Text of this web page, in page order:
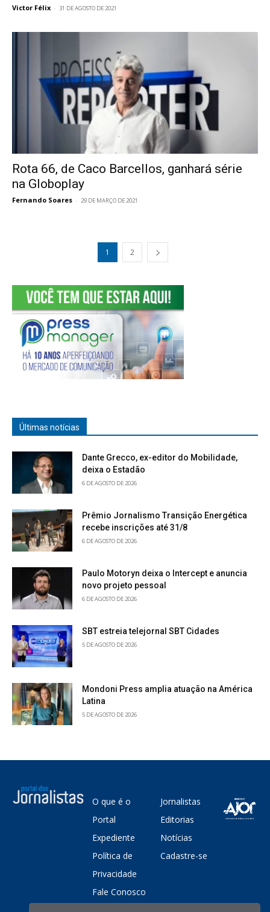
Victor Félix - 31 DE AGOSTO DE 2021
Rota 66, de Caco Barcellos, ganhará série
na Globoplay
Fernando Soares - 29 DE MARÇO DE 2021
1 2
Últimas notícias
Dante Grecco, ex-editor do Mobilidade,
deixa o Estadão
6 DE AGOSTO DE 2026
Prêmio Jornalismo Transição Energética
recebe inscrições até 31/8
6 DE AGOSTO DE 2026
Paulo Motoryn deixa o Intercept e anuncia
novo projeto pessoal
6 DE AGOSTO DE 2026
SBT estreia telejornal SBT Cidades
5 DE AGOSTO DE 2026
Mondoni Press amplia atuação na América
Latina
5 DE AGOSTO DE 2026
O que é o
Portal
Expediente
Política de
Privacidade
Fale Conosco
Jornalistas
Editorias
Notícias
Cadastre-se